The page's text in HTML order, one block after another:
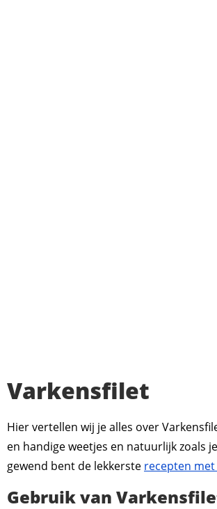
Varkensfilet
Hier vertellen wij je alles over
en handige weetjes en natuurlijk zoals
gewend bent de lekkerste recepten
Gebruik van